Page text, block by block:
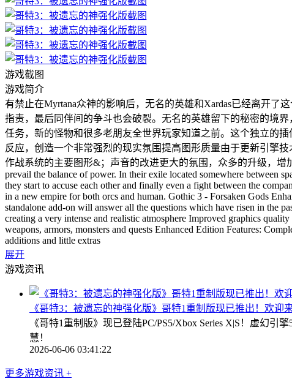
游戏截图
游戏简介
有禁止在Myrtana众神的影响后，无名的英雄和Xardas已经离开
指责，最后同伴间的争斗也会破裂。无名的英雄留下的秘密的境
任务，新的怪物和很多老朋友全世界玩家知道之前。这个独立的
反应，创造一个非常强烈的现实氛围提高图形质量由于更新引擎
作战系统的主要图形&；声音的改进更大的氛围，众多的升级，增加
prevail the balance of power. In their exile located somewhere between
they start to accuse each other and finally even a fight between the
in a new empire for both orcs and human. Gothic 3 - Forsaken Gods
standalone add-on will answer all the questions which have risen in the
creating a very intense and realistic atmosphere Improved graphics
weapons, armors, monsters and quests Enhanced Edition Features:
additions and little extras
展开
游戏资讯
《哥特3：被遗忘的神强化版》哥特1重制版现已推出！欢迎
《哥特1重制版》现已登陆PC/PS5/Xbox Series X|S！虚幻
慧！
2026-06-06 03:41:22
更多游戏资讯 +